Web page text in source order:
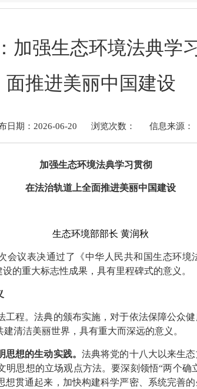
加强生态环境法典学
面推进美丽中国建设
日期：2026-06-20 浏览次数： 信息来源：
加强生态环境法典学习贯彻
在法治轨道上全面推进美丽中国建设
生态环境部部长 黄润秋
议表决通过了《中华人民共和国生态环境
的重大标志性成果，具有里程碑式的意义。
。法典的颁布实施，对于依法保障公众健
清洁美丽世界，具有重大而深远的意义。
想的生动实践。 法典将党的十八大以来生
思想的立场观点方法。要深刻领悟“两个确
贯通起来，加快构建科学严密、系统完善